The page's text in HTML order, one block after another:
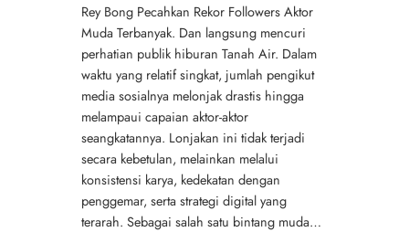
Rey Bong Pecahkan Rekor Followers Aktor
Muda Terbanyak. Dan langsung mencuri
perhatian publik hiburan Tanah Air. Dalam
waktu yang relatif singkat, jumlah pengikut
media sosialnya melonjak drastis hingga
melampaui capaian aktor-aktor
seangkatannya. Lonjakan ini tidak terjadi
secara kebetulan, melainkan melalui
konsistensi karya, kedekatan dengan
penggemar, serta strategi digital yang
terarah. Sebagai salah satu bintang muda…